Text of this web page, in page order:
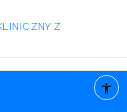
Z